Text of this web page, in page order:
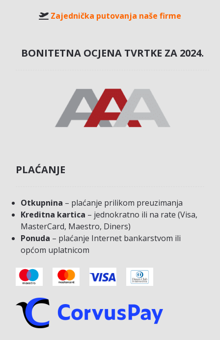
Zajednička putovanja naše firme
BONITETNA OCJENA TVRTKE ZA 2024.
PLAĆANJE
Otkupnina – plaćanje prilikom preuzimanja
Kreditna kartica – jednokratno ili na rate (Visa,
MasterCard, Maestro, Diners)
Ponuda – plaćanje Internet bankarstvom ili
općom uplatnicom